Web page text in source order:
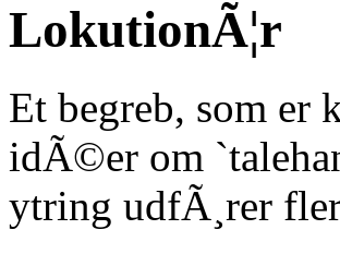
LokutionÃ¦r
Et begreb, som er
idÃ©er om
ytring udfÃ¸rer